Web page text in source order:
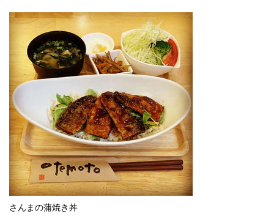
さんまの蒲焼き丼